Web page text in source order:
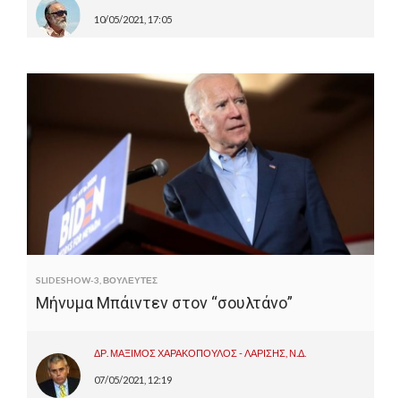
10/05/2021, 17:05
SLIDESHOW-3,ΒΟΥΛΕΥΤΕΣ
Μήνυμα Μπάιντεν στον “σουλτάνο”
ΔΡ. ΜΑΞΙΜΟΣ ΧΑΡΑΚΟΠΟΥΛΟΣ - ΛΑΡΙΣΗΣ, Ν.Δ.
07/05/2021, 12:19